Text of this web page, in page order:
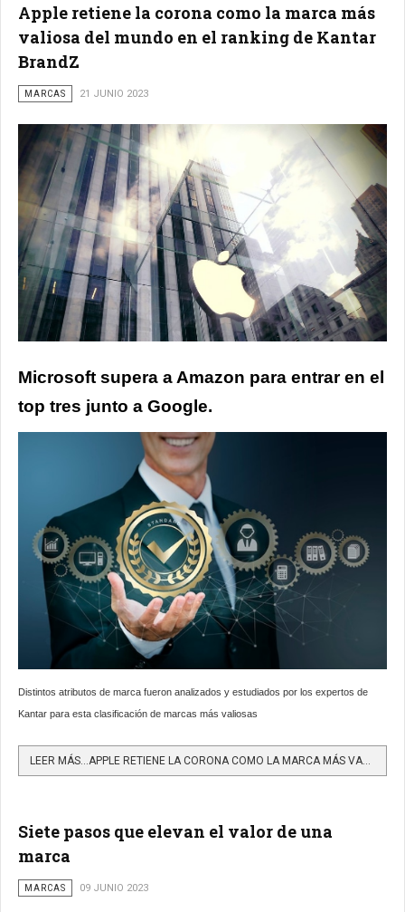
Apple retiene la corona como la marca más
valiosa del mundo en el ranking de Kantar
BrandZ
MARCAS 21 JUNIO 2023
Microsoft supera a Amazon para entrar en el
top tres junto a Google.
Distintos atributos de marca fueron analizados y estudiados por los expertos de
Kantar para esta clasificación de marcas más valiosas
LEER MÁS…APPLE RETIENE LA CORONA COMO LA MARCA MÁS VALIOSA DEL MUNDO EN EL RANKING DE KANTAR BRANDZ
Siete pasos que elevan el valor de una
marca
MARCAS 09 JUNIO 2023